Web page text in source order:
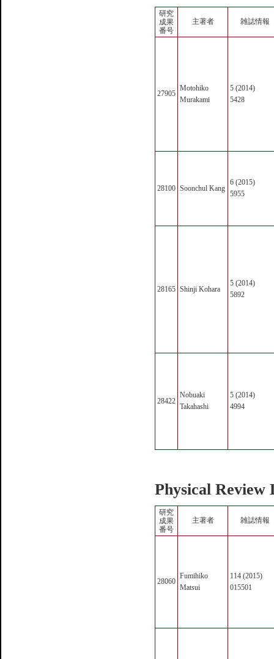
研究
成果
番号
主著者 雑誌情報
27905
Motohiko
Murakami
5 (2014)
5428
28100 Soonchul Kang
6 (2015)
5955
28165 Shinji Kohara
5 (2014)
5892
28422
Nobuaki
Takahashi
5 (2014)
4994
Physical Review
研究
成果
番号
主著者 雑誌情報
28060
Fumihiko
Matsui
114 (2015)
015501